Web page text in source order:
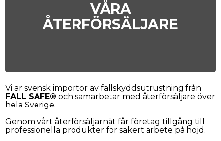
VÅRA
ÅTERFÖRSÄLJARE
Vi är svensk importör av fallskyddsutrustning från
FALL SAFE® och samarbetar med återförsäljare över
hela Sverige.
Genom vårt återförsäljarnät får företag tillgång till
professionella produkter för säkert arbete på höjd.